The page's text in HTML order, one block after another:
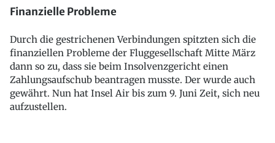
Finanzielle Probleme
Durch die gestrichenen Verbindungen spitzten sich die
finanziellen Probleme der Fluggesellschaft Mitte März
dann so zu, dass sie beim Insolvenzgericht einen
Zahlungsaufschub beantragen musste. Der wurde auch
gewährt. Nun hat Insel Air bis zum 9. Juni Zeit, sich neu
aufzustellen.